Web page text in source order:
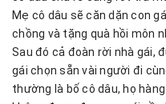
Mẹ cô dâu sẽ căn dặn con
chồng và tặng quà hồi môn
Sau đó cả đoàn rời nhà gái,
gái chọn sẵn vài người đi
thường là bố cô dâu, họ